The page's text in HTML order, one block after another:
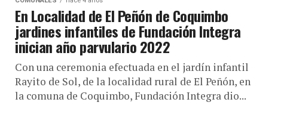
En Localidad de El Peñón de Coquimbo
jardines infantiles de Fundación Integra
inician año parvulario 2022
Con una ceremonia efectuada en el jardín infantil
Rayito de Sol, de la localidad rural de El Peñón, en
la comuna de Coquimbo, Fundación Integra dio...